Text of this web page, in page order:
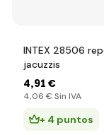
INTEX 28506
jacuzzis
4,91 €
4,06 € Sin IVA
+ 4 puntos